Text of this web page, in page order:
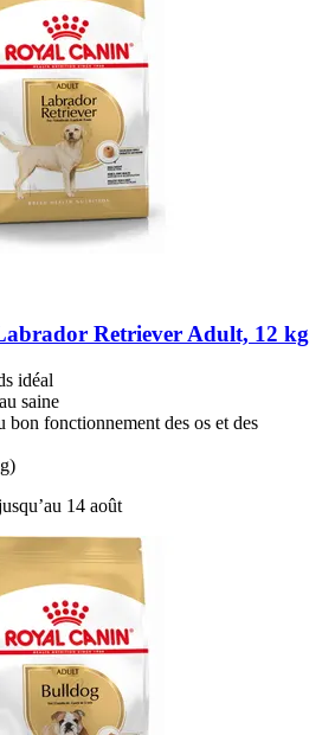
Retriever Adult, 12 kg
idéal
saine
bon fonctionnement des os et des
14 août